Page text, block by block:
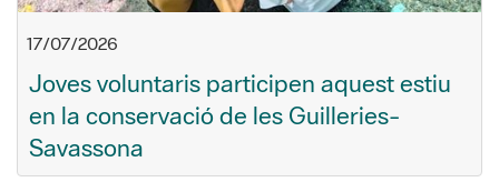
17/07/2026
Joves voluntaris participen aquest estiu
en la conservació de les Guilleries-
Savassona